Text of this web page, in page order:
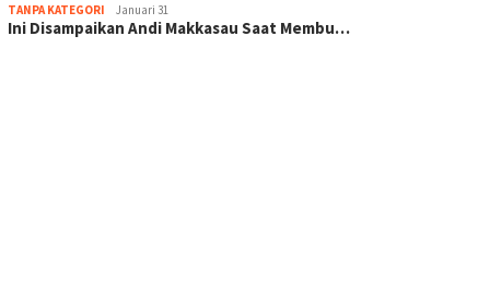
TANPA KATEGORI Januari 31
Ini Disampaikan Andi Makkasau Saat Membu…